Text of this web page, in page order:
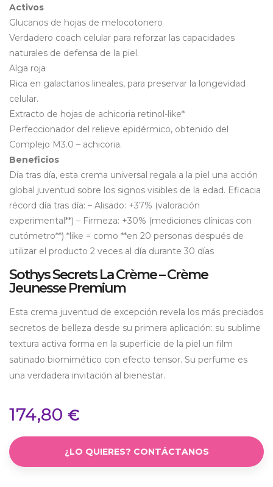
Activos
Glu­canos de hojas de me­lo­co­tonero
Verdadero coach celular para reforzar las capacidades
naturales de defensa de la piel.
Alga roja
Rica en galactanos lineales, para preservar la longevidad
celular.
Ex­tracto de hojas de achico­ria retinol-like*
Perfeccionador del relieve epidérmico, obtenido del
Complejo M3.0 – achicoria.
Beneficios
Día tras día, esta crema universal regala a la piel una acción
global juventud sobre los signos visibles de la edad. Eficacia
récord día tras día: – Alisado: +37% (valoración
experimental**) – Firmeza: +30% (mediciones clínicas con
cutómetro**) *like = como **en 20 personas después de
utilizar el producto 2 veces al día durante 30 días
Sothys Secrets La Crème – Crème
Jeunesse Premium
Esta crema juventud de excepción revela los más preciados
secretos de belleza desde su primera aplicación: su sublime
textura activa forma en la superficie de la piel un film
satinado biomimético con efecto tensor. Su perfume es
una verdadera invitación al bienestar.
174,80 €
¿LO QUIERES? CONTÁCTANOS